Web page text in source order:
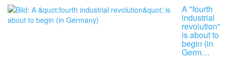
A "fourth
industrial
revolution"
is about to
begin (in
Germ…